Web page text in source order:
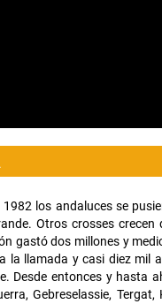
los andaluces se
Otros crosses crecen
gastó dos millones y
la llamada y casi diez mil
Desde entonces y hasta
Gebreselassie, Tergat,